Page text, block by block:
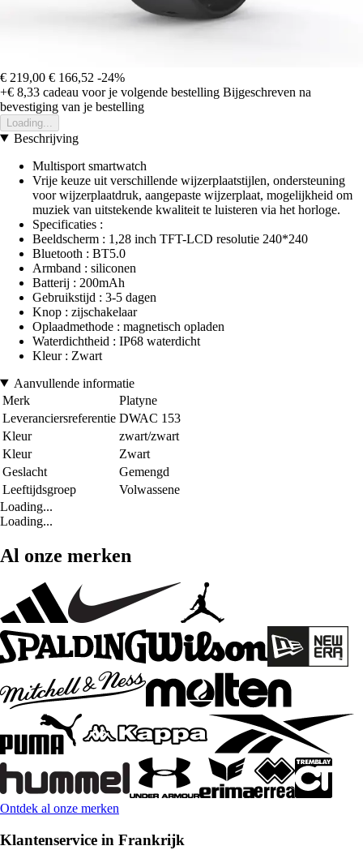
€ 219,00 € 166,52 -24%
+€ 8,33 cadeau voor je volgende bestelling Bijgeschreven na
bevestiging van je bestelling
Loading...
Beschrijving
Multisport smartwatch
Vrije keuze uit verschillende wijzerplaatstijlen, ondersteuning
voor wijzerplaatdruk, aangepaste wijzerplaat, mogelijkheid om
muziek van uitstekende kwaliteit te luisteren via het horloge.
Specificaties :
Beeldscherm : 1,28 inch TFT-LCD resolutie 240*240
Bluetooth : BT5.0
Armband : siliconen
Batterij : 200mAh
Gebruikstijd : 3-5 dagen
Knop : zijschakelaar
Oplaadmethode : magnetisch opladen
Waterdichtheid : IP68 waterdicht
Kleur : Zwart
Aanvullende informatie
Merk
Platyne
Leveranciersreferentie DWAC 153
Kleur
zwart/zwart
Kleur
Zwart
Geslacht
Gemengd
Leeftijdsgroep
Volwassene
Loading...
Loading...
Al onze merken
Ontdek al onze merken
Klantenservice in Frankrijk